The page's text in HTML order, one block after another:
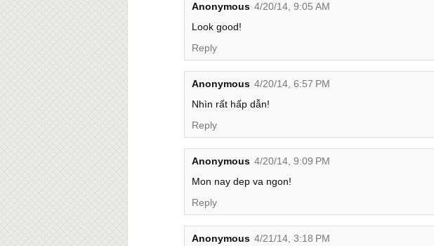
Anonymous 4/20/14, 9:05 AM
Look good!
Reply
Anonymous 4/20/14, 6:57 PM
Nhìn rất hấp dẫn!
Reply
Anonymous 4/20/14, 9:09 PM
Mon nay dep va ngon!
Reply
Anonymous 4/21/14, 3:18 PM